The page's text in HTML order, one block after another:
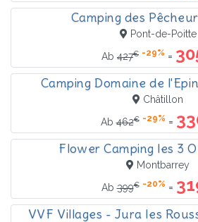
Camping des
Pont-de-Poitte
Ab 427€ -29% =
Camping Domaine de
Châtillon
Ab462€ -29% =
Flower Camping les 3
Montbarrey
Ab399€ -20% =
VVF Villages - Jura les